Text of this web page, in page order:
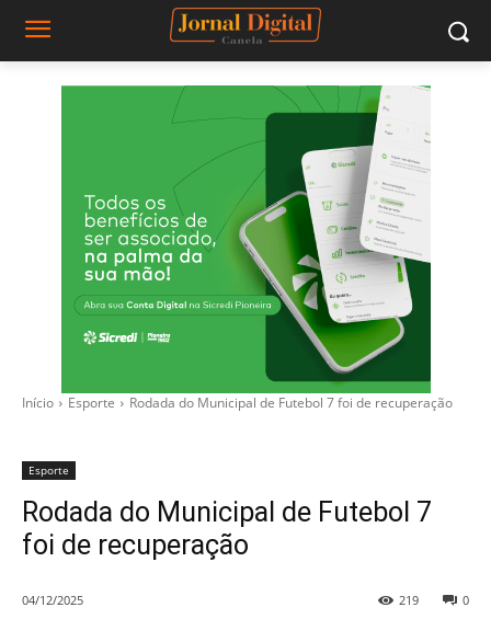
Início Esporte Rodada do Municipal de Futebol 7 foi de recuperação
Esporte
Rodada do Municipal de Futebol 7
foi de recuperação
04/12/2025 0
219